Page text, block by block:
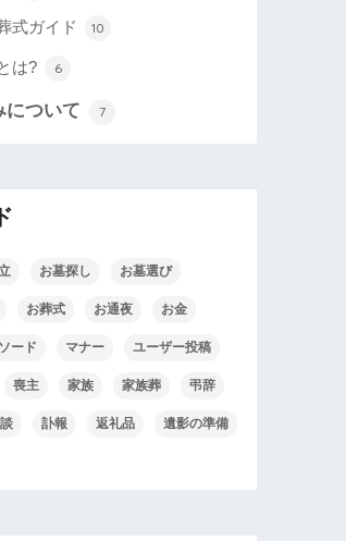
式ガイド 10
は? 6
について 7
お墓探し お墓選び
お葬式 お通夜 お金
ード マナー ユーザー投稿
喪主 家族 家族葬 弔辞
訃報 返礼品 遺影の準備